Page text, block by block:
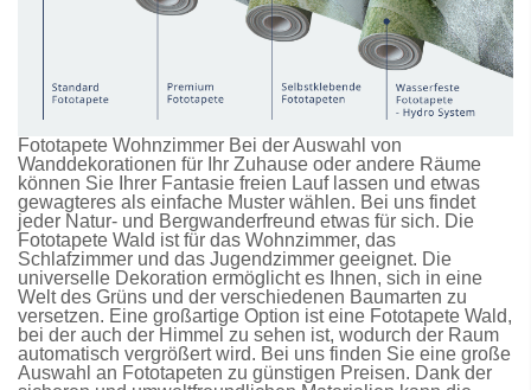
Fototapete Wohnzimmer Bei der Auswahl von
Wanddekorationen für Ihr Zuhause oder andere Räume
können Sie Ihrer Fantasie freien Lauf lassen und etwas
gewagteres als einfache Muster wählen. Bei uns findet
jeder Natur- und Bergwanderfreund etwas für sich. Die
Fototapete Wald ist für das Wohnzimmer, das
Schlafzimmer und das Jugendzimmer geeignet. Die
universelle Dekoration ermöglicht es Ihnen, sich in eine
Welt des Grüns und der verschiedenen Baumarten zu
versetzen. Eine großartige Option ist eine Fototapete Wald,
bei der auch der Himmel zu sehen ist, wodurch der Raum
automatisch vergrößert wird. Bei uns finden Sie eine große
Auswahl an Fototapeten zu günstigen Preisen. Dank der